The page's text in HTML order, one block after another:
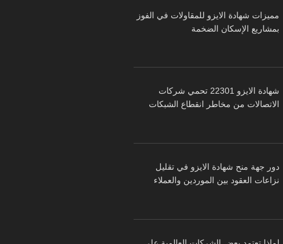
مميزات شهادة الايزو للمقاولات في الفوز
بمشاريع الإسكان الضخمة
شهادة الايزو 22301 تحمي شركات
الاتصالات من مخاطر انقطاع الشبكات
دور جهة منح شهادة الايزو في تقليل
نزاعات العقود بين الموردين والعملاء